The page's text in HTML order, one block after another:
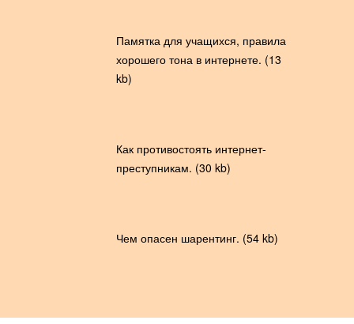
Памятка для учащихся, правила
хорошего тона в интернете. (13
kb)
Как противостоять интернет-
преступникам. (30 kb)
Чем опасен шарентинг. (54 kb)